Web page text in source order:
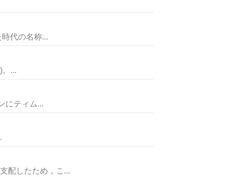
代の名称...
...
にティム...
配したため，こ...